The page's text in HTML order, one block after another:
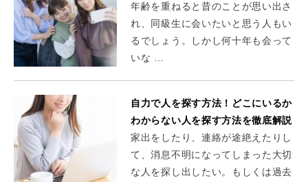
年齢を重ねると昔のことが思い出さ
れ、同級生に会いたいと思う人もい
るでしょう。しかし何十年も会って
いな …
自力で人を探す方法！どこにいるか
わからない人を探す方法を徹底解説
家出をしたり、連絡が途絶えたりし
て、消息不明になってしまった大切
な人を探し出したい。もしくは過去